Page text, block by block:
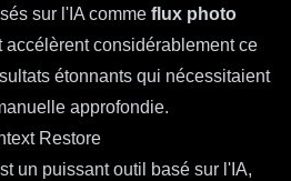
sur l'IA comme flux photo
accélèrent considérablement ce
étonnants qui nécessitaient
approfondie.
Restore
un puissant outil basé sur l'IA,